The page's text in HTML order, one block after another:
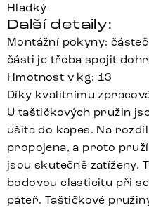
Hladký
Další detaily:
Montážní pokyny:
části je třeba spojit
Hmotnost v kg: 13
Díky kvalitnímu
U taštičkových pružin
ušita do kapes. Na
propojena, a proto
jsou skutečně zatíženy.
bodovou elasticitu při
páteř. Taštičkové